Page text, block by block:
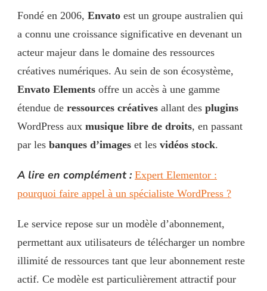
Fondé en 2006, Envato est un groupe australien qui
a connu une croissance significative en devenant un
acteur majeur dans le domaine des ressources
créatives numériques. Au sein de son écosystème,
Envato Elements offre un accès à une gamme
étendue de ressources créatives allant des plugins
WordPress aux musique libre de droits, en passant
par les banques d’images et les vidéos stock.
A lire en complément : Expert Elementor :
pourquoi faire appel à un spécialiste WordPress ?
Le service repose sur un modèle d’abonnement,
permettant aux utilisateurs de télécharger un nombre
illimité de ressources tant que leur abonnement reste
actif. Ce modèle est particulièrement attractif pour